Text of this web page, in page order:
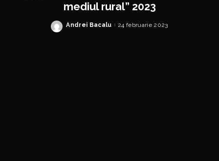
mediul rural” 2023
Posted
Andrei Bacalu 24 februarie 2023